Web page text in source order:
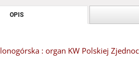
OPIS
: organ KW Polskiej